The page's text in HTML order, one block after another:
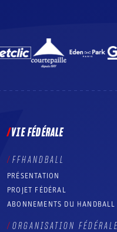
VIE FÉDÉRALE
FFHANDBALL
PRÉSENTATION
PROJET FÉDÉRAL
ABONNEMENTS DU HANDBALL
ORGANISATION FÉDÉRALE